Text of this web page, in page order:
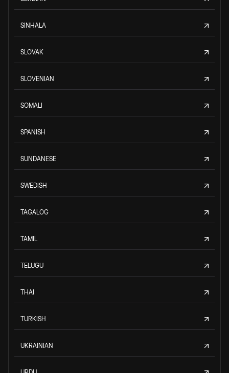
SINHALA
SLOVAK
SLOVENIAN
SOMALI
SPANISH
SUNDANESE
SWEDISH
TAGALOG
TAMIL
TELUGU
THAI
TURKISH
UKRAINIAN